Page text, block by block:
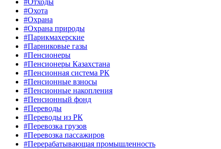
#Отходы
#Охота
#Охрана
#Охрана природы
#Парикмахерские
#Парниковые газы
#Пенсионеры
#Пенсионеры Казахстана
#Пенсионная система РК
#Пенсионные взносы
#Пенсионные накопления
#Пенсионный фонд
#Переводы
#Переводы из РК
#Перевозка грузов
#Перевозка пассажиров
#Перерабатывающая промышленность